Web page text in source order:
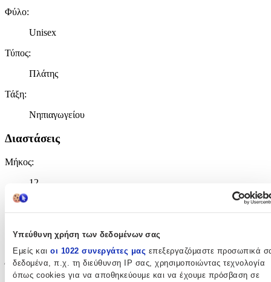
Υπεύθυνη χρήση των δεδομένων σας
Εμείς και οι 1022 συνεργάτες μας επεξεργαζόμαστε προσωπικά
δεδομένα, π.χ. τη διεύθυνση IP σας, χρησιμοποιώντας τεχνολογία
όπως cookies για να αποθηκεύουμε και να έχουμε πρόσβαση σε
Φύλο:
Unisex
Τύπος:
Πλάτης
Τάξη:
Νηπιαγωγείου
Διαστάσεις
Μήκος:
12
Πλάτος:
7
cm
Ύψος: